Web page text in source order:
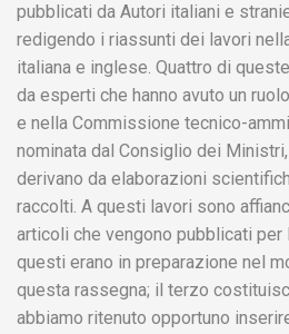
pubblicati da Autori italiani e
redigendo i riassunti dei lavori
italiana e inglese. Quattro di
da esperti che hanno avuto un
e nella Commissione tecnico-
nominata dal Consiglio dei
derivano da elaborazioni
raccolti. A questi lavori sono
articoli che vengono pubblicati per
questi erano in preparazione nel
questa rassegna; il terzo
abbiamo ritenuto opportuno